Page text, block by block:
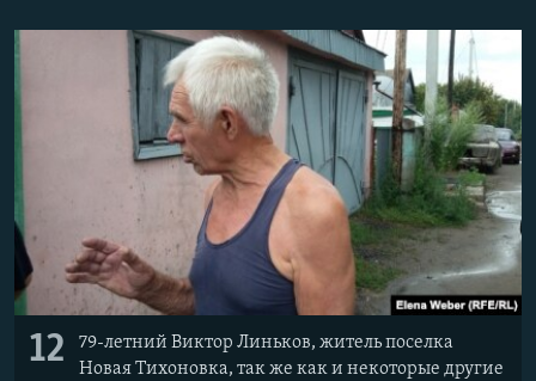
12
79-летний Виктор Линьков, житель поселка
Новая Тихоновка, так же как и некоторые другие